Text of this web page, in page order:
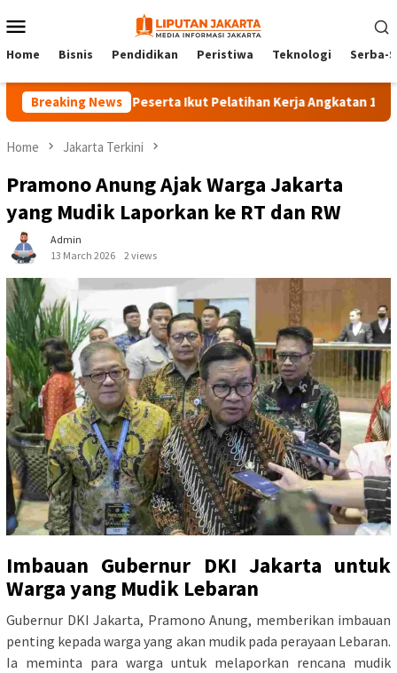
to
Menu
Home Bisnis Pendidikan Peristiwa Teknologi Serba-
Breaking News
140 Peserta Ikut Pelatihan Kerja Angkatan 1 di PPKD
Home Jakarta Terkini
Pramono Anung Ajak Warga Jakarta
yang Mudik Laporkan ke RT dan RW
Admin
13 March 2026
2 views
Imbauan Gubernur DKI Jakarta untuk
Warga yang Mudik Lebaran
Gubernur DKI Jakarta, Pramono Anung, memberikan imbauan
penting kepada warga yang akan mudik pada perayaan Lebaran.
Ia meminta para warga untuk melaporkan rencana mudik